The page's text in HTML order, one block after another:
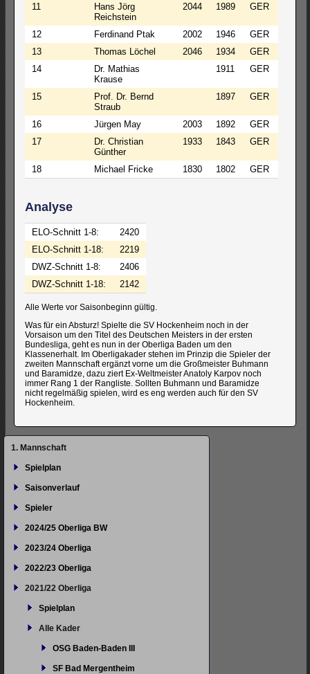
11
Hans Jörg
Reichstein
2044 1989 GER
12 Ferdinand Ptak 2002 1946
GER
13
Thomas Löchel 2046 1934
GER
14
Dr. Mathias
Krause
1911 GER
15
Prof. Dr. Bernd
Straub
1897 GER
16 Jürgen May 2003 1892
GER
17
Dr. Christian
Günther
1933 1843 GER
18 Michael Fricke 1830 1802 GER
Analyse
ELO-Schnitt 1-8:
2420
ELO-Schnitt 1-18:
2219
DWZ-Schnitt 1-8:
2406
DWZ-Schnitt 1-18:
2142
Alle Werte vor Saisonbeginn gültig.
Was für ein Absturz! Spielte die SV Hockenheim noch in der
Vorsaison um den Titel des Deutschen Meisters in der ersten
Bundesliga, geht es nun in der Oberliga Baden um den
Klassenerhalt. Im Oberligakader stehen im Prinzip die Spieler der
zweiten Mannschaft ergänzt vorne um die Großmeister Buhmann
und Baramidze, dazu ziert Ex-Weltmeister Anatoly Karpov noch
immer Rang 1 der Rangliste. Sollten Buhmann und Baramidze
nicht regelmäßig spielen, wird es eng werden auch für den SV
Hockenheim.
Navigation
1. Mannschaft
Spielplan
Saisonverlauf
Spieler
2024/25 Oberliga BW
2023/24 Oberliga
2022/23 Oberliga
2021/22 Oberliga
Spielplan
Alle Kader
OSG Baden-Baden III
SF Bad Mergentheim